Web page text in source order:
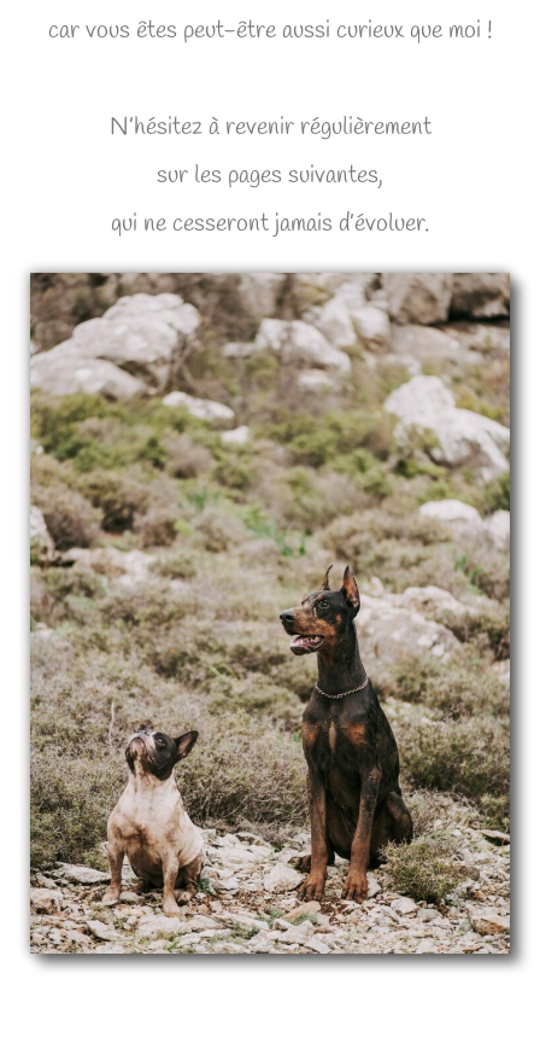
car vous êtes peut-être aussi curieux que moi !
N’hésitez à revenir régulièrement
sur les pages suivantes,
qui ne cesseront jamais d’évoluer.